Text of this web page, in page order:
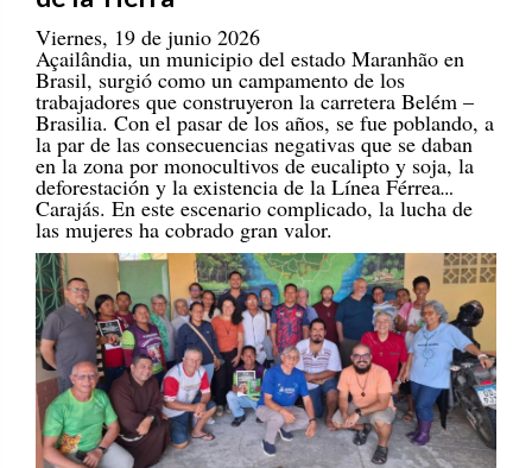
Viernes, 19 de junio 2026
Açailândia, un municipio del estado Maranhão en
Brasil, surgió como un campamento de los
trabajadores que construyeron la carretera Belém –
Brasilia. Con el pasar de los años, se fue poblando, a
la par de las consecuencias negativas que se daban
en la zona por monocultivos de eucalipto y soja, la
deforestación y la existencia de la Línea Férrea
Carajás. En este escenario complicado, la lucha de
las mujeres ha cobrado gran valor.